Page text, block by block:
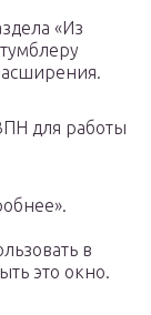
«Из
для работы
в
это окно.